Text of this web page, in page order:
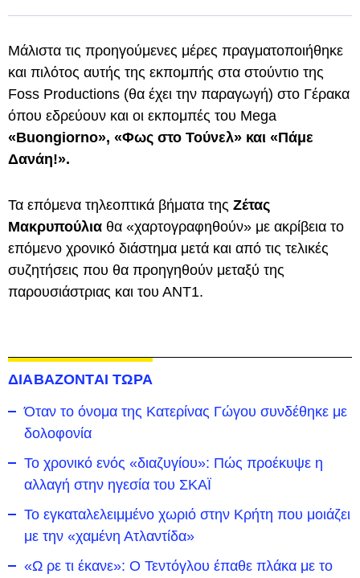
Μάλιστα τις προηγούμενες μέρες πραγματοποιήθηκε
και πιλότος αυτής της εκπομπής στα στούντιο της
Foss Productions (θα έχει την παραγωγή) στο Γέρακα
όπου εδρεύουν και οι εκπομπές του Mega
«Buongiorno», «Φως στο Τούνελ» και «Πάμε
Δανάη!».
Τα επόμενα τηλεοπτικά βήματα της Ζέτας
Μακρυπούλια θα «χαρτογραφηθούν» με ακρίβεια το
επόμενο χρονικό διάστημα μετά και από τις τελικές
συζητήσεις που θα προηγηθούν μεταξύ της
παρουσιάστριας και του ΑΝΤ1.
ΔΙΑΒΑΖΟΝΤΑΙ ΤΩΡΑ
Όταν το όνομα της Κατερίνας Γώγου συνδέθηκε με
δολοφονία
Το χρονικό ενός «διαζυγίου»: Πώς προέκυψε η
αλλαγή στην ηγεσία του ΣΚΑΪ
Το εγκαταλελειμμένο χωριό στην Κρήτη που μοιάζει
με την «χαμένη Ατλαντίδα»
«Ω ρε τι έκανε»: Ο Τεντόγλου έπαθε πλάκα με το